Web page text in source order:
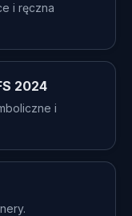
i ręczna
2024
i